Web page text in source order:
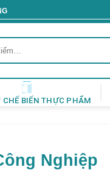
CHẾ BIẾN THỰC PHẨM
Nghiệp